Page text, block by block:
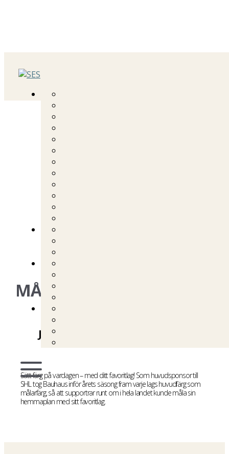
MÅLA DIN HEMMAPLAN
JUNG RELATIONS | BAUHAUS
Sätt färg på vardagen – med ditt favoritlag! Som huvudsponsor till
SHL tog Bauhaus inför årets säsong fram varje lags huvudfärg som
målarfärg, så att supportrar runt om i hela landet kunde måla sin
hemmaplan med sitt favoritlag.